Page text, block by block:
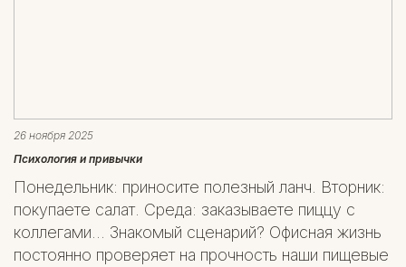
26 ноября 2025
Психология и привычки
Понедельник: приносите полезный ланч. Вторник:
покупаете салат. Среда: заказываете пиццу с
коллегами... Знакомый сценарий? Офисная жизнь
постоянно проверяет на прочность наши пищевые